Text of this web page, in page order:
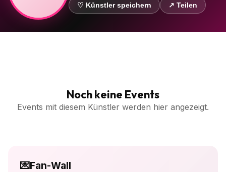
♡ Künstler speichern ↗ Teilen
Noch keine Events
Events mit diesem Künstler werden hier angezeigt.
💌Fan-Wall